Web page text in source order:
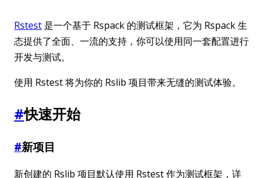
Rstest 是一个基于 Rspack 的测试框架，它为 Rspack 生
态提供了全面、一流的支持，你可以使用同一套配置进行
开发与测试。
使用 Rstest 将为你的 Rslib 项目带来无缝的测试体验。
#快速开始
#新项目
新创建的 Rslib 项目默认使用 Rstest 作为测试框架，详